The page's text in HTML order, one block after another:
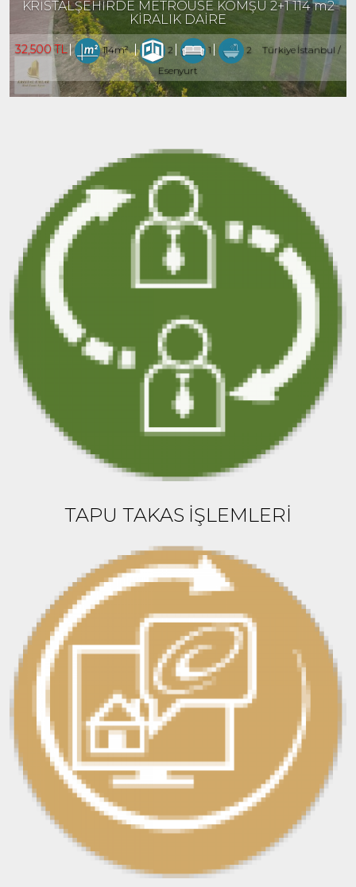
KRİSTALŞEHİRDE METROÜSE KOMŞU 2+1 114 m2
KİRALIK DAİRE
32,500 TL 114m² 2 1 2
Türkiye İstanbul /
Esenyurt
TAPU TAKAS İŞLEMLERİ